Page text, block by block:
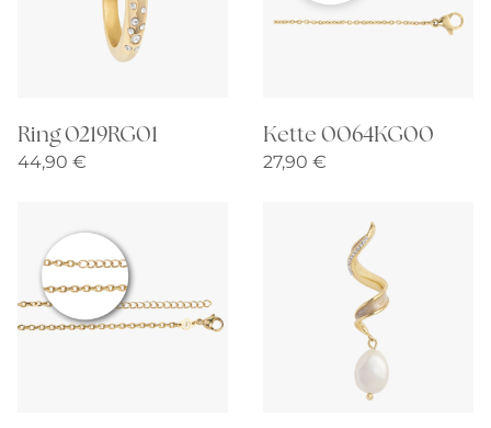
Ring 0219RG01
44,90 €
Kette 0064KG00
27,90 €